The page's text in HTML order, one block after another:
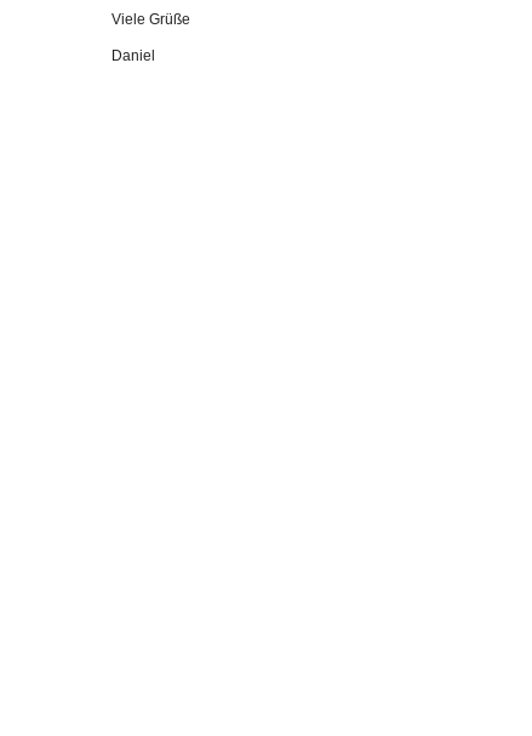
Viele Grüße
Daniel